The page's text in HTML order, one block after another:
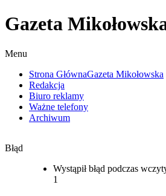
Gazeta
Menu
Strona GłównaGazeta Mikołowska
Redakcja
Biuro reklamy
Ważne telefony
Archiwum
Błąd
Wystąpił błąd podczas
1